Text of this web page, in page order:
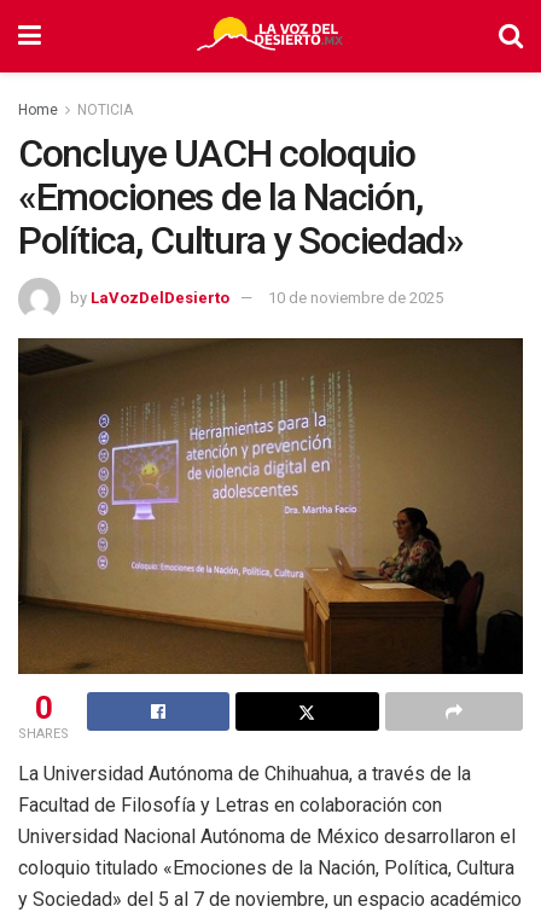
Home NOTICIA
Concluye UACH coloquio
«Emociones de la Nación,
Política, Cultura y Sociedad»
by LaVozDelDesierto 10 de noviembre de 2025
0
SHARES
La Universidad Autónoma de Chihuahua, a través de la
Facultad de Filosofía y Letras en colaboración con
Universidad Nacional Autónoma de México desarrollaron el
coloquio titulado «Emociones de la Nación, Política, Cultura
y Sociedad» del 5 al 7 de noviembre, un espacio académico